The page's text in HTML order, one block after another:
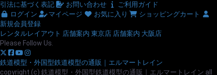
引法に基づく表記
お問い合わせ
ご利用ガイド
ログイン
マイページ お気に入り
ショッピングカート
新規会員登録
レンタルレイアウト 店舗案内 東京店 店舗案内 大阪店
Please Follow Us.
鉄道模型・外国型鉄道模型の通販｜エルマートレイン
copyright (c) 鉄道模型・外国型鉄道模型の通販｜エルマートレイン all